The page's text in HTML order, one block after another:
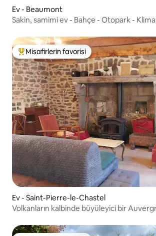
Ev - Beaumont
Sakin, samimi ev - Bahçe - Otopark - Klima
Misafirlerin favorilerinden en beğenilenler
Misafirlerin favorisi
Ev - Saint-Pierre-le-Chastel
Volkanların kalbinde büyüleyici bir